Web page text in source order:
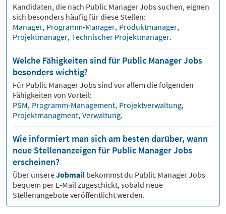
Kandidaten, die nach Public ManagerJobs suchen, eignen
sich besonders häufig für diese Stellen:
Manager, Programm-Manager, Produktmanager,
Projektmanager, Technischer Projektmanager.
Welche Fähigkeiten sind für Public Manager Jobs
besonders wichtig?
Für Public ManagerJobs sind vor allem die folgenden
Fähigkeiten von Vorteil:
PSM, Programm-Management, Projektverwaltung,
Projektmanagment, Verwaltung.
Wie informiert man sich am besten darüber, wann
neue Stellenanzeigen für Public Manager Jobs
erscheinen?
Über unsereJobmail bekommst du Public ManagerJobs
bequem per E-Mail zugeschickt, sobald neue
Stellenangebote veröffentlicht werden.